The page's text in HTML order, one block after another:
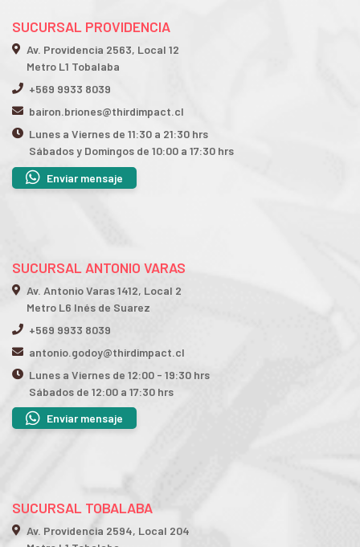
SUCURSAL PROVIDENCIA
Av. Providencia 2563, Local 12
Metro L1 Tobalaba
+569 9933 8039
bairon.briones@thirdimpact.cl
Lunes a Viernes de 11:30 a 21:30 hrs
Sábados y Domingos de 10:00 a 17:30 hrs
Enviar mensaje
SUCURSAL ANTONIO VARAS
Av. Antonio Varas 1412, Local 2
Metro L6 Inés de Suarez
+569 9933 8039
antonio.godoy@thirdimpact.cl
Lunes a Viernes de 12:00 - 19:30 hrs
Sábados de 12:00 a 17:30 hrs
Enviar mensaje
SUCURSAL TOBALABA
Av. Providencia 2594, Local 204